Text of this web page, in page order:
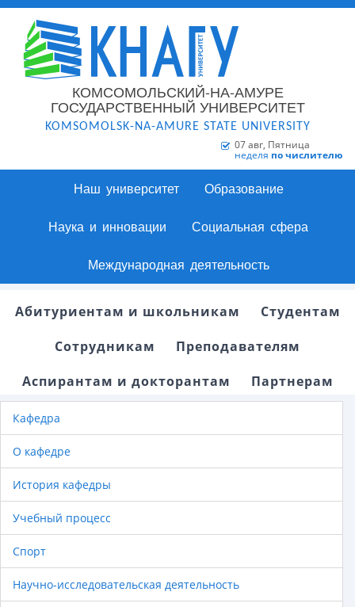
КОМСОМОЛЬСКИЙ-НА-АМУРЕ
ГОСУДАРСТВЕННЫЙ УНИВЕРСИТЕТ
KOMSOMOLSK-NA-AMURE STATE UNIVERSITY
07 авг, Пятница
неделя по числителю
Наш университет Образование
Наука и инновации Социальная сфера
Международная деятельность
Абитуриентам и школьникам
Студентам
Сотрудникам
Преподавателям
Аспирантам и докторантам
Партнерам
Кафедра
О кафедре
История кафедры
Учебный процесс
Спорт
Научно-исследовательская деятельность